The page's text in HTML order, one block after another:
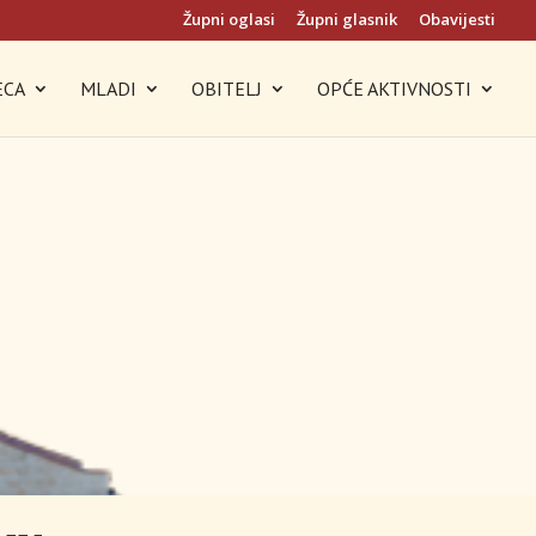
Župni oglasi Župni glasnik Obavijesti
MLADI OBITELJ OPĆE AKTIVNOSTI